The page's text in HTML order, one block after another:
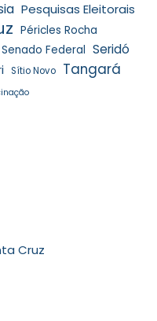
Pesquisas Eleitorais
Péricles Rocha
Senado Federal Seridó
Sítio Novo Tangará
Cruz